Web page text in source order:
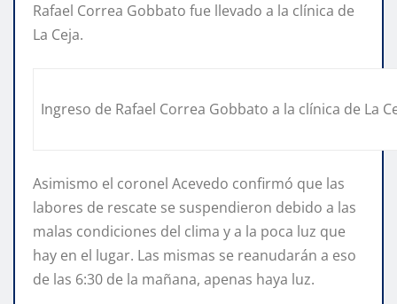
Rafael Correa Gobbato fue llevado a la clínica de
La Ceja.
Ingreso de Rafael Correa Gobbato a la clínica de La
Asimismo el coronel Acevedo confirmó que las
labores de rescate se suspendieron debido a las
malas condiciones del clima y a la poca luz que
hay en el lugar. Las mismas se reanudarán a eso
de las 6:30 de la mañana, apenas haya luz.